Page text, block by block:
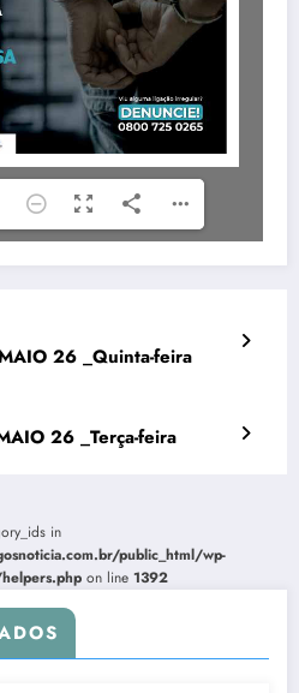
26 _Quinta-feira
26 _Terça-feira
in
public_html/wp-
on line 1392